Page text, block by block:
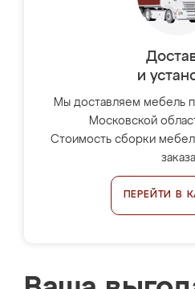
и
Мы доставляем мебель
Московской
Стоимость сборки
ПЕРЕЙТИ В